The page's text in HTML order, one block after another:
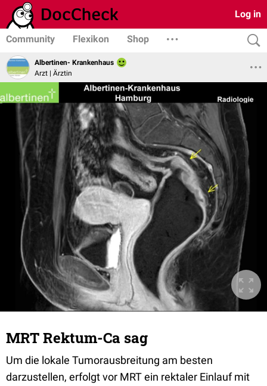
Log in
Community Flexikon Shop
Albertinen- Krankenhaus
Arzt | Ärztin
MRT Rektum-Ca sag
Um die lokale Tumorausbreitung am besten
darzustellen, erfolgt vor MRT ein rektaler Einlauf mit